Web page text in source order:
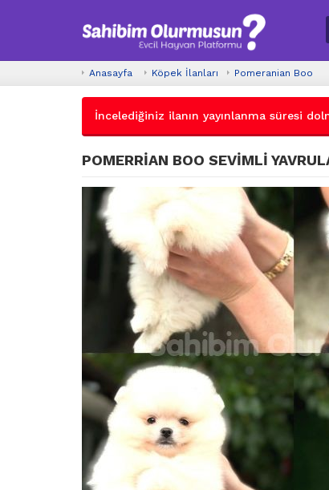
Anasayfa Köpek İlanları Pomeranian Boo
İncelediğiniz ilanın yayınlanma süresi
POMERRİAN BOO SEVİMLİ